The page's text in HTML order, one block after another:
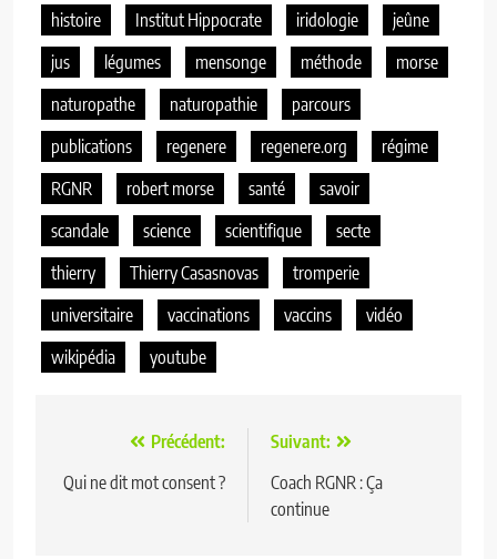
histoire Institut Hippocrate iridologie
jeûne
jus
légumes mensonge méthode
morse
naturopathe
naturopathie
parcours
publications
regenere regenere.org
régime
RGNR
robert morse santé
savoir
scandale
science scientifique
secte
thierry
Thierry Casasnovas
tromperie
universitaire
vaccinations vaccins
vidéo
wikipédia
youtube
Navigation
de
Précédent:
Qui ne dit mot consent ?
Suivant:
Coach RGNR : Ça
continue